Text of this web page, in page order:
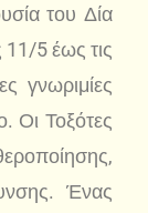
του Δία
11/5 έως τις
γνωριμίες
Οι Τοξότες
Ένας